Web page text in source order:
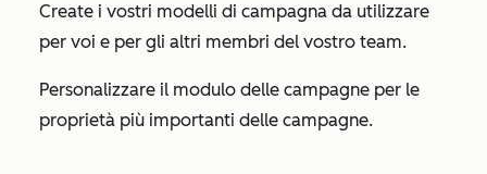
Create i vostri modelli di campagna da utilizzare
per voi e per gli altri membri del vostro team.
Personalizzare il modulo delle campagne per le
proprietà più importanti delle campagne.